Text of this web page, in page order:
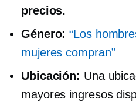
precios.
Género:“Los
mujeres compran”
Ubicación: Una
mayores ingresos